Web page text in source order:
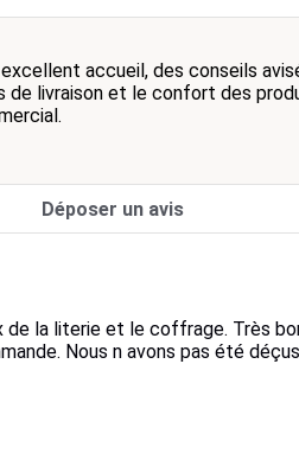
accueil, des conseils
de livraison et le confort des
Déposer un avis
de la literie et le coffrage. Très
Nous n avons pas été